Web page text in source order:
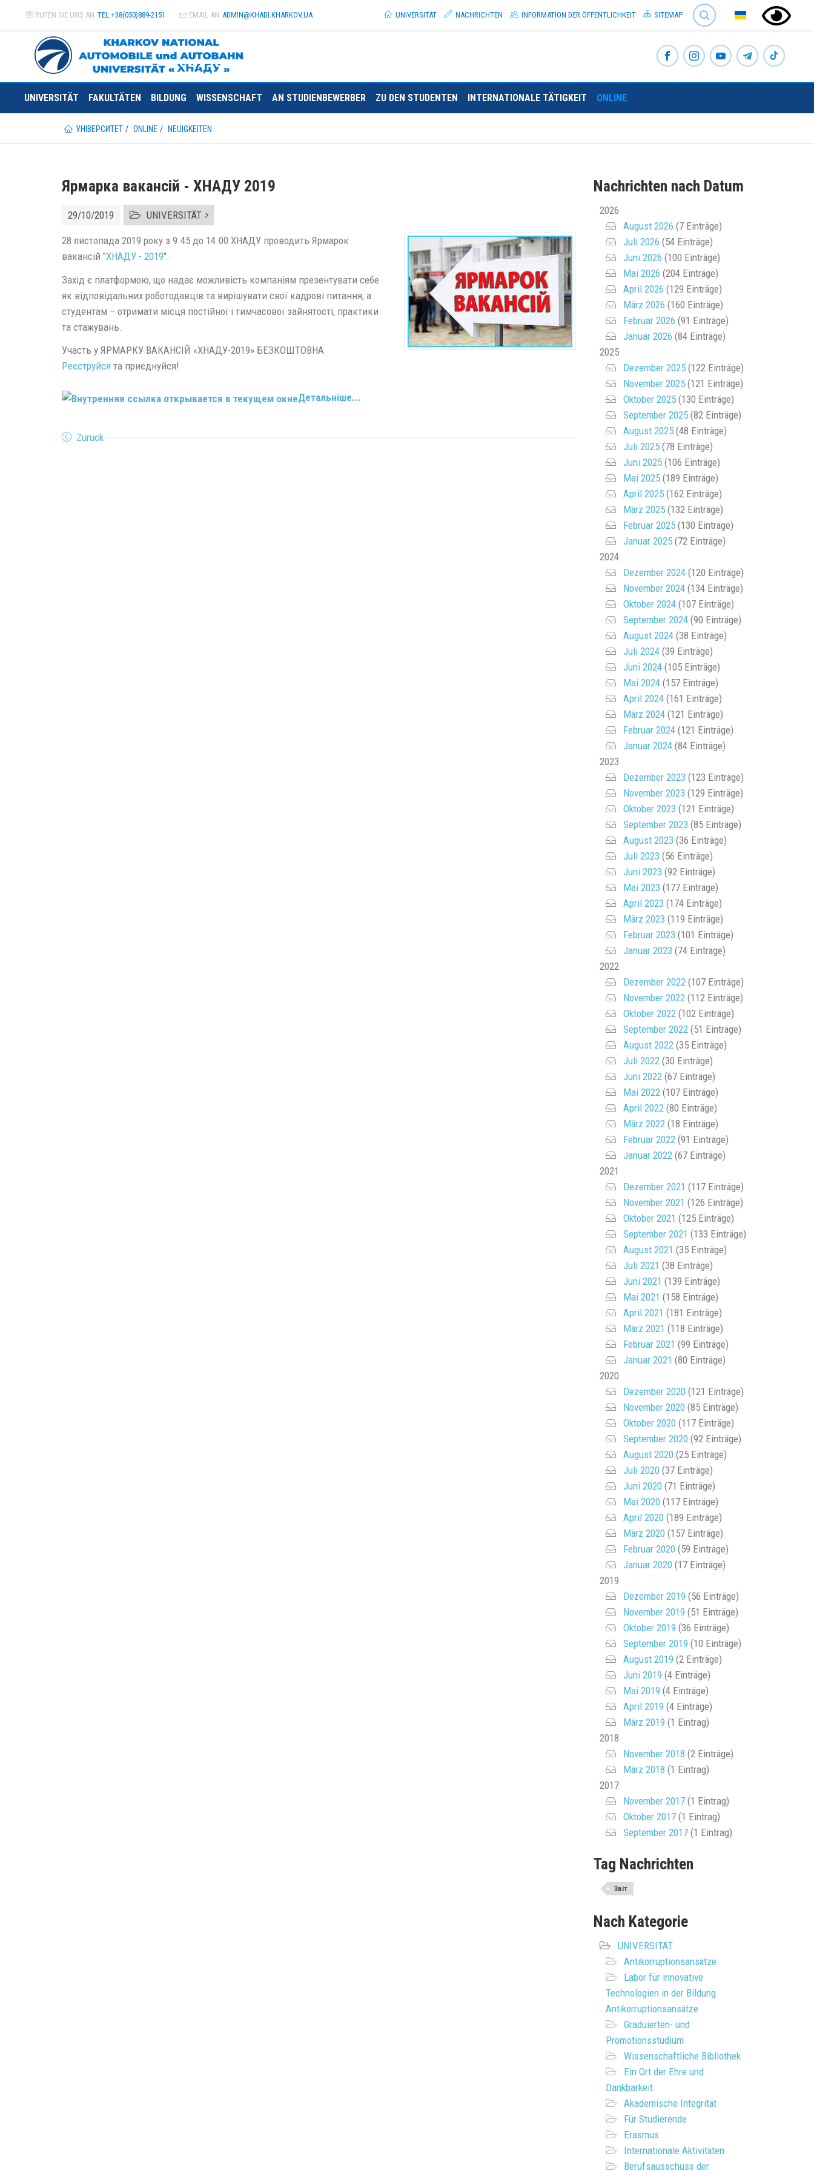
RUFEN SIE UNS AN TEL:+38(050)889-2151 EMAIL AN ADMIN@KHADI.KHARKOV.UA
SEARCH
UNIVERSITÄT
NACHRICHTEN INFORMATION DER ÖFFENTLICHKEIT SITEMAP
UNIVERSITÄT FAKULTÄTEN BILDUNG WISSENSCHAFT AN STUDIENBEWERBER ZU DEN STUDENTEN INTERNATIONALE TÄTIGKEIT ONLINE
УНІВЕРСИТЕТ ONLINE NEUIGKEITEN
Ярмарка вакансій - ХНАДУ 2019
29/10/2019 UNIVERSITÄT
28 листопада 2019 року з 9.45 до 14.00 ХНАДУ проводить Ярмарок
вакансій "ХНАДУ - 2019".
Захід є платформою, що надає можливість компаніям презентувати себе
як відповідальних роботодавців та вирішувати свої кадрові питання, а
студентам – отримати місця постійної і тимчасової зайнятості, практики
та стажувань.
Участь у ЯРМАРКУ ВАКАНСІЙ «ХНАДУ-2019» БЕЗКОШТОВНА
Реєструйся та приєднуйся!
Детальніше...
Zurück
Nachrichten nach Datum
2026
August 2026 (7 Einträge)
Juli 2026 (54 Einträge)
Juni 2026 (100 Einträge)
Mai 2026 (204 Einträge)
April 2026 (129 Einträge)
März 2026 (160 Einträge)
Februar 2026 (91 Einträge)
Januar 2026 (84 Einträge)
2025
Dezember 2025(122 Einträge)
November 2025(121 Einträge)
Oktober 2025(130 Einträge)
September 2025(82 Einträge)
August 2025(48 Einträge)
Juli 2025(78 Einträge)
Juni 2025(106 Einträge)
Mai 2025(189 Einträge)
April 2025(162 Einträge)
März 2025(132 Einträge)
Februar 2025(130 Einträge)
Januar 2025(72 Einträge)
2024
Dezember 2024(120 Einträge)
November 2024(134 Einträge)
Oktober 2024(107 Einträge)
September 2024(90 Einträge)
August 2024(38 Einträge)
Juli 2024(39 Einträge)
Juni 2024(105 Einträge)
Mai 2024(157 Einträge)
April 2024(161 Einträge)
März 2024(121 Einträge)
Februar 2024(121 Einträge)
Januar 2024(84 Einträge)
2023
Dezember 2023 (123 Einträge)
November 2023 (129 Einträge)
Oktober 2023 (121 Einträge)
September 2023 (85 Einträge)
August 2023 (36 Einträge)
Juli 2023 (56 Einträge)
Juni 2023 (92 Einträge)
Mai 2023 (177 Einträge)
April 2023 (174 Einträge)
März 2023 (119 Einträge)
Februar 2023 (101 Einträge)
Januar 2023 (74 Einträge)
2022
Dezember 2022(107 Einträge)
November 2022(112 Einträge)
Oktober 2022(102 Einträge)
September 2022(51 Einträge)
August 2022(35 Einträge)
Juli 2022(30 Einträge)
Juni 2022(67 Einträge)
Mai 2022(107 Einträge)
April 2022(80 Einträge)
März 2022(18 Einträge)
Februar 2022(91 Einträge)
Januar 2022(67 Einträge)
2021
Dezember 2021 (117 Einträge)
November 2021 (126 Einträge)
Oktober 2021 (125 Einträge)
September 2021 (133 Einträge)
August 2021 (35 Einträge)
Juli 2021 (38 Einträge)
Juni 2021 (139 Einträge)
Mai 2021 (158 Einträge)
April 2021 (181 Einträge)
März 2021 (118 Einträge)
Februar 2021 (99 Einträge)
Januar 2021 (80 Einträge)
2020
Dezember 2020(121 Einträge)
November 2020(85 Einträge)
Oktober 2020(117 Einträge)
September 2020(92 Einträge)
August 2020(25 Einträge)
Juli 2020(37 Einträge)
Juni 2020(71 Einträge)
Mai 2020(117 Einträge)
April 2020(189 Einträge)
März 2020(157 Einträge)
Februar 2020(59 Einträge)
Januar 2020(17 Einträge)
2019
Dezember 2019 (56 Einträge)
November 2019 (51 Einträge)
Oktober 2019 (36 Einträge)
September 2019 (10 Einträge)
August 2019 (2 Einträge)
Juni 2019 (4 Einträge)
Mai 2019 (4 Einträge)
April 2019 (4 Einträge)
März 2019 (1 Eintrag)
2018
November 2018 (2 Einträge)
März 2018 (1 Eintrag)
2017
November 2017(1 Eintrag)
Oktober 2017(1 Eintrag)
September 2017(1 Eintrag)
Tag Nachrichten
Звіт
Nach Kategorie
UNIVERSITÄT
Antikorruptionsansätze
Labor für innovative
Technologien in der Bildung
Antikorruptionsansätze
Graduierten- und
Promotionsstudium
Wissenschaftliche Bibliothek
Ein Ort der Ehre und
Dankbarkeit
Akademische Integrität
Für Studierende
Erasmus
Internationale Aktivitäten
Berufsausschuss der